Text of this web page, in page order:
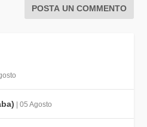
| 05 Agosto